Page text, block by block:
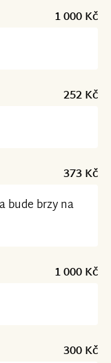
1 000 Kč
252 Kč
373 Kč
bude brzy na
1 000 Kč
300 Kč